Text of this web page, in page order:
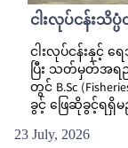
ငါးလုပ်ငန်းသိ
ငါးလုပ်ငန်းနှင့် ရ
ပြီး သတ်မှတ်အရ
တွင် B.Sc
ခွင့် ဖြေဆိုခွင့်ရရှိ
23 July, 2026